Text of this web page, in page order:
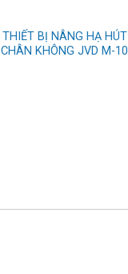
THIẾT BỊ NÂNG HẠ HÚT
CHÂN KHÔNG JVD M-10